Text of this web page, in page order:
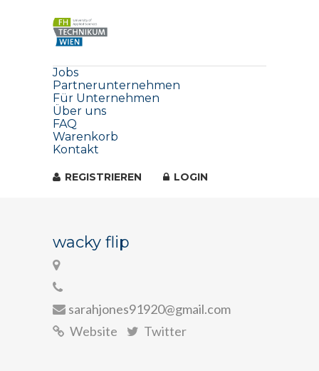
Jobs
Partnerunternehmen
Für Unternehmen
Über uns
FAQ
Warenkorb
Kontakt
REGISTRIEREN LOGIN
wacky flip
sarahjones91920@gmail.com
Website
Twitter